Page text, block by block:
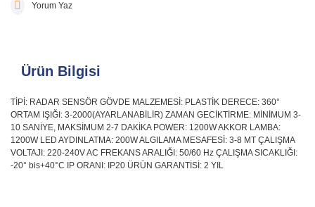
Yorum Yaz
Ürün Bilgisi
TİPİ: RADAR SENSÖR GÖVDE MALZEMESİ: PLASTİK DERECE: 360°
ORTAM IŞIĞI: 3-2000(AYARLANABİLİR) ZAMAN GECİKTİRME: MİNİMUM 3-
10 SANİYE, MAKSİMUM 2-7 DAKİKA POWER: 1200W AKKOR LAMBA:
1200W LED AYDINLATMA: 200W ALGILAMA MESAFESİ: 3-8 MT ÇALIŞMA
VOLTAJI: 220-240V AC FREKANS ARALIĞI: 50/60 Hz ÇALIŞMA SICAKLIĞI:
-20° bis+40°C IP ORANI: IP20 ÜRÜN GARANTİSİ: 2 YIL